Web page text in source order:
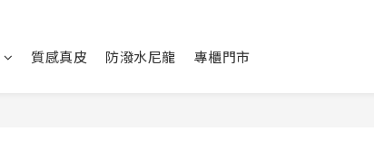
質感真皮 防潑水尼龍 專櫃門市